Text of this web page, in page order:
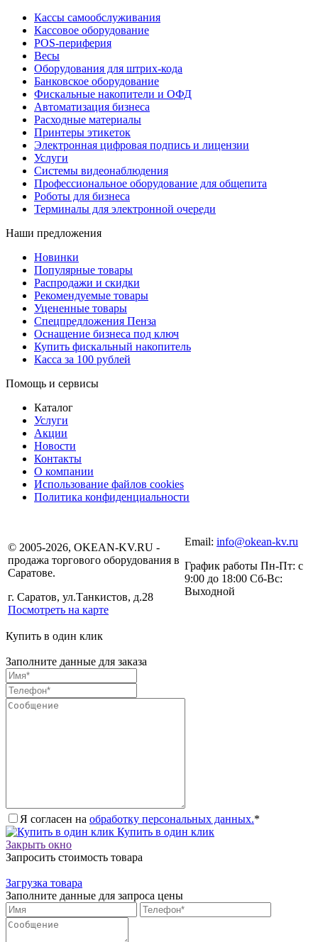
Кассы самообслуживания
Кассовое оборудование
POS-периферия
Весы
Оборудования для штрих-кода
Банковское оборудование
Фискальные накопители и ОФД
Автоматизация бизнеса
Расходные материалы
Принтеры этикеток
Электронная цифровая подпись и лицензии
Услуги
Системы видеонаблюдения
Профессиональное оборудование для общепита
Роботы для бизнеса
Терминалы для электронной очереди
Наши предложения
Новинки
Популярные товары
Распродажи и скидки
Рекомендуемые товары
Уцененные товары
Спецпредложения Пенза
Оснащение бизнеса под ключ
Купить фискальный накопитель
Касса за 100 рублей
Помощь и сервисы
Каталог
Услуги
Акции
Новости
Контакты
О компании
Использование файлов cookies
Политика конфиденциальности
© 2005-2026, OKEAN-KV.RU -
продажа торгового оборудования в
Саратове.
г. Саратов, ул.Танкистов, д.28
Посмотреть на карте
Email: info@okean-kv.ru
График работы Пн-Пт: с
9:00 до 18:00 Сб-Вс:
Выходной
Купить в один клик
Заполните данные для заказа
Я согласен на обработку персональных данных.*
Купить в один клик
Закрыть окно
Запросить стоимость товара
Загрузка товара
Заполните данные для запроса цены